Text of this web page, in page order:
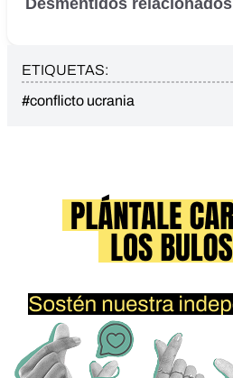
Desmentidos relacionados
ETIQUETAS:
#conflicto ucrania